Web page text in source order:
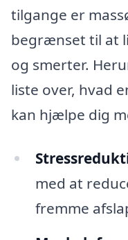
tilgange er
begrænset til at
og smerter.
liste over, hvad
kan hjælpe dig
med at
fremme